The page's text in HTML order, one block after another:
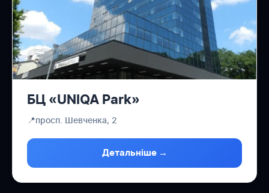
БЦ «UNIQA Park»
📍просп. Шевченка, 2
Детальніше →